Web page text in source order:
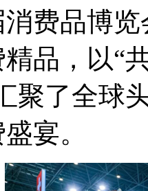
费品博
品，以“
聚了全球
宴。